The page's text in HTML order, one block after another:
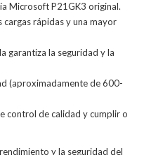
Microsoft P21GK3 original.
cargas rápidas y una mayor
garantiza la seguridad y la
(aproximadamente de 600-
control de calidad y cumplir o
y la seguridad del